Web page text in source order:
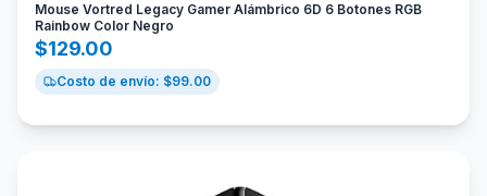
Mouse Vortred Legacy Gamer Alámbrico 6D 6 Botones RGB
Rainbow Color Negro
$129.00
Costo de envío: $99.00